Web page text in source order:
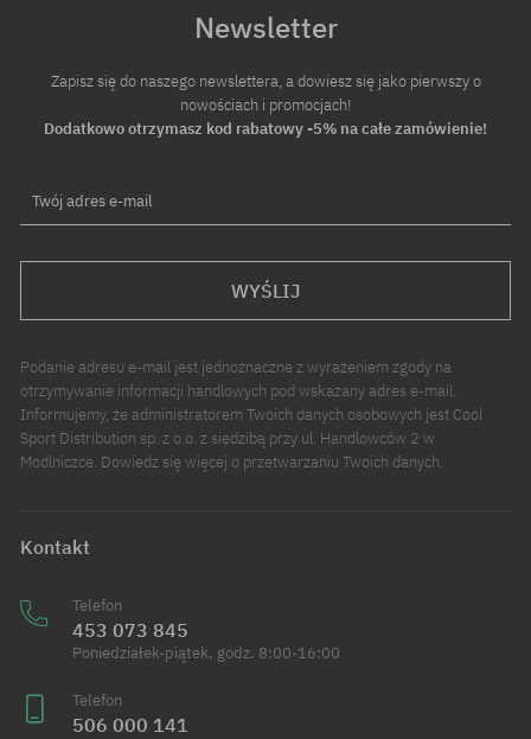
Newsletter
Zapisz się do naszego newslettera, a dowiesz się jako pierwszy o
nowościach i promocjach!
Dodatkowo otrzymasz kod rabatowy -5% na całe zamówienie!
Twój adres e-mail
WYŚLIJ
Podanie adresu e-mail jest jednoznaczne z wyrażeniem zgody na
otrzymywanie informacji handlowych pod wskazany adres e-mail.
Informujemy, że administratorem Twoich danych osobowych jest Cool
Sport Distribution sp. z o.o. z siedzibą przy ul. Handlowców 2 w
Modlniczce. Dowiedz się więcej o przetwarzaniu Twoich danych.
Kontakt
Telefon
453 073 845
Poniedziałek-piątek, godz. 8:00-16:00
Telefon
506 000 141